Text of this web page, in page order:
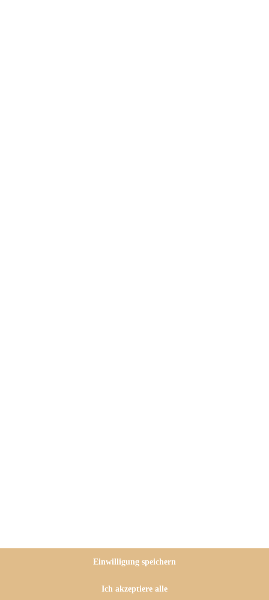
einfach fabelhaft, ist zudem
Saubermachen, daher bin ich
ist es oft etwas tricky, gerade
Einwilligung speichern
Ich akzeptiere alle